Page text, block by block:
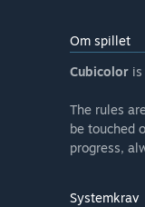
Om spillet
Cubicolor
The rules
be touched
progress,
Systemkrav